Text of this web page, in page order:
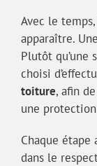
Avec le
apparaître.
Plutôt
choisi
toiture, afin de
une
Chaque
dans le